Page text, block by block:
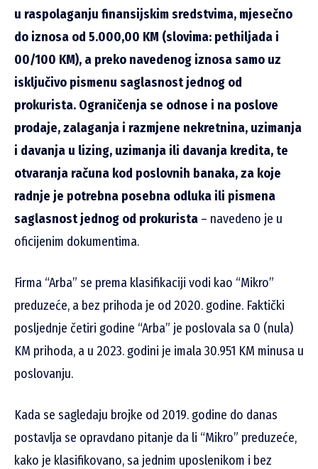
u raspolaganju finansijskim sredstvima, mjesečno
do iznosa od 5.000,00 KM (slovima: pethiljada i
00/100 KM), a preko navedenog iznosa samo uz
isključivo pismenu saglasnost jednog od
prokurista. Ograničenja se odnose i na poslove
prodaje, zalaganja i razmjene nekretnina, uzimanja
i davanja u lizing, uzimanja ili davanja kredita, te
otvaranja računa kod poslovnih banaka, za koje
radnje je potrebna posebna odluka ili pismena
saglasnost jednog od prokurista – navedeno je u
oficijenim dokumentima.
Firma “Arba” se prema klasifikaciji vodi kao “Mikro”
preduzeće, a bez prihoda je od 2020. godine. Faktički
posljednje četiri godine “Arba” je poslovala sa 0 (nula)
KM prihoda, a u 2023. godini je imala 30.951 KM minusa u
poslovanju.
Kada se sagledaju brojke od 2019. godine do danas
postavlja se opravdano pitanje da li “Mikro” preduzeće,
kako je klasifikovano, sa jednim uposlenikom i bez